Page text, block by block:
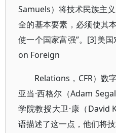
Samuels）将技术民族主
全的基本要素，必须使其
使一个国家富强”。[3]美
on Foreign
Relations，CFR）数
亚当·西格尔（Adam
学院教授大卫·康（David
语描述了这一点，他们将